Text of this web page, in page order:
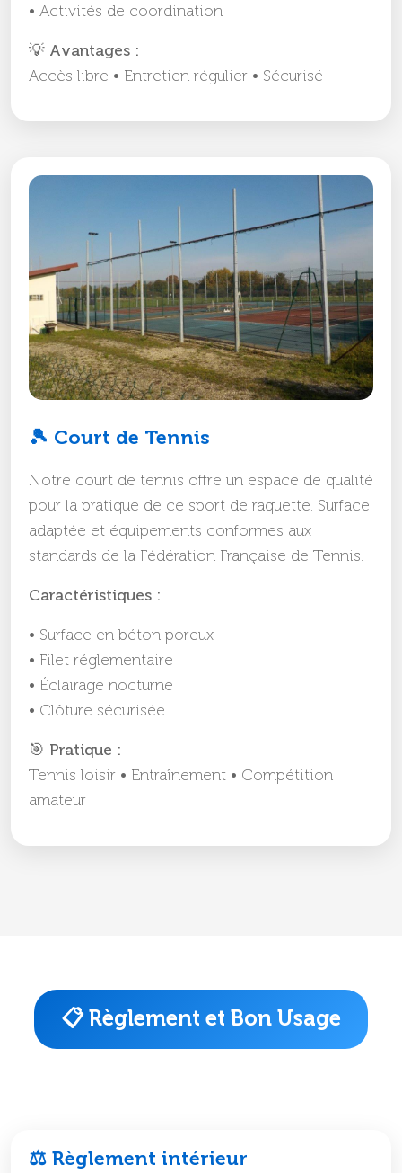
• Activités de coordination
💡 Avantages :
Accès libre • Entretien régulier • Sécurisé
🎾 Court de Tennis
Notre court de tennis offre un espace de qualité
pour la pratique de ce sport de raquette. Surface
adaptée et équipements conformes aux
standards de la Fédération Française de Tennis.
Caractéristiques :
• Surface en béton poreux
• Filet réglementaire
• Éclairage nocturne
• Clôture sécurisée
🎯 Pratique :
Tennis loisir • Entraînement • Compétition
amateur
📋 Règlement et Bon Usage
⚖️ Règlement intérieur